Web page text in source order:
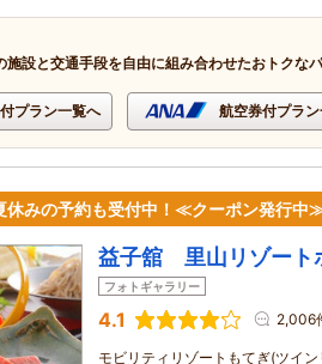
施設と交通手段を自由に組み合わせたおトクな
プラン一覧へ 航空券付プラ
休みの予約も受付中！≪クーポン発行中
益子舘 里山リゾート
フォトギャラリー
4.1 2,006
モビリティリゾートもてぎ(ツイ